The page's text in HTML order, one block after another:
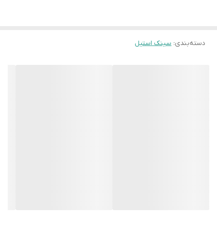
دسته‌بندی: سینک استیل